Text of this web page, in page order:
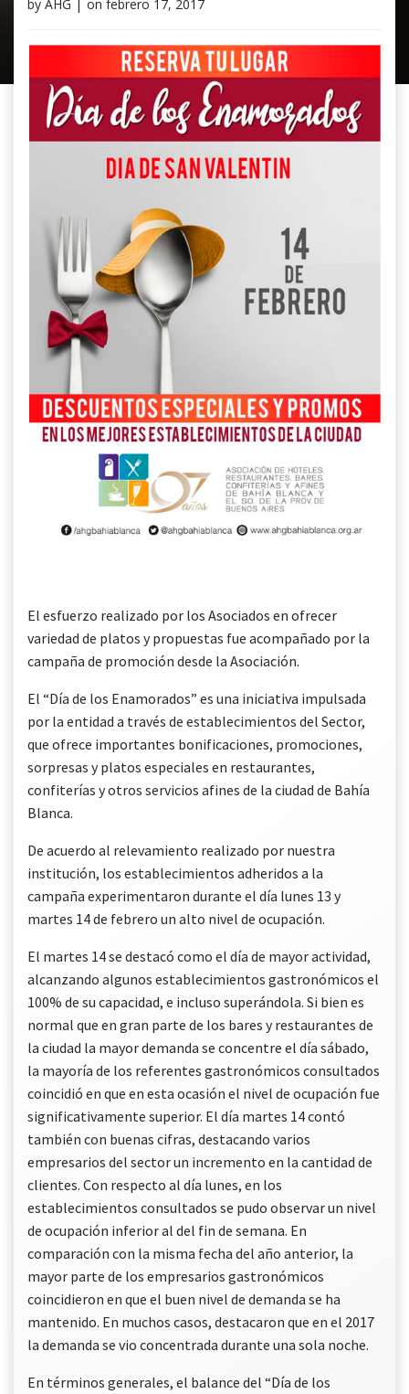
by AHG | on febrero 17, 2017
El esfuerzo realizado por los Asociados en ofrecer
variedad de platos y propuestas fue acompañado por la
campaña de promoción desde la Asociación.
El “Día de los Enamorados” es una iniciativa impulsada
por la entidad a través de establecimientos del Sector,
que ofrece importantes bonificaciones, promociones,
sorpresas y platos especiales en restaurantes,
confiterías y otros servicios afines de la ciudad de Bahía
Blanca.
De acuerdo al relevamiento realizado por nuestra
institución, los establecimientos adheridos a la
campaña experimentaron durante el día lunes 13 y
martes 14 de febrero un alto nivel de ocupación.
El martes 14 se destacó como el día de mayor actividad,
alcanzando algunos establecimientos gastronómicos el
100% de su capacidad, e incluso superándola. Si bien es
normal que en gran parte de los bares y restaurantes de
la ciudad la mayor demanda se concentre el día sábado,
la mayoría de los referentes gastronómicos consultados
coincidió en que en esta ocasión el nivel de ocupación fue
significativamente superior. El día martes 14 contó
también con buenas cifras, destacando varios
empresarios del sector un incremento en la cantidad de
clientes. Con respecto al día lunes, en los
establecimientos consultados se pudo observar un nivel
de ocupación inferior al del fin de semana. En
comparación con la misma fecha del año anterior, la
mayor parte de los empresarios gastronómicos
coincidieron en que el buen nivel de demanda se ha
mantenido. En muchos casos, destacaron que en el 2017
la demanda se vio concentrada durante una sola noche.
En términos generales, el balance del “Día de los